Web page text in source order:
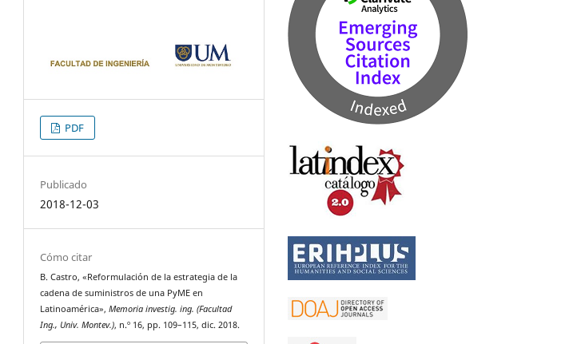
PDF
Publicado
2018-12-03
Cómo citar
B. Castro, «Reformulación de la estrategia de la
cadena de suministros de una PyME en
Latinoamérica»,Memoria investig. ing. (Facultad
Ing., Univ. Montev.), n.º 16, pp. 109–115, dic. 2018.